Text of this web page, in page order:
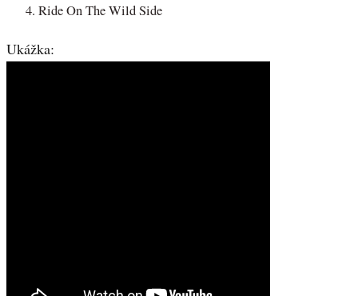
Ride On The Wild Side
Ukážka: